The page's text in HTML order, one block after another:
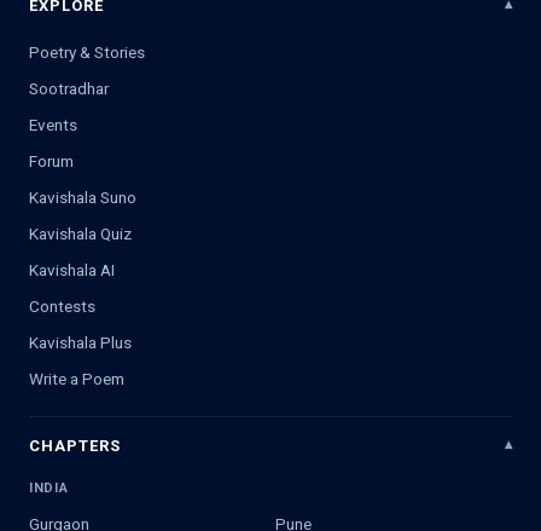
EXPLORE
Poetry & Stories
Sootradhar
Events
Forum
Kavishala Suno
Kavishala Quiz
Kavishala AI
Contests
Kavishala Plus
Write a Poem
CHAPTERS
INDIA
Gurgaon Pune